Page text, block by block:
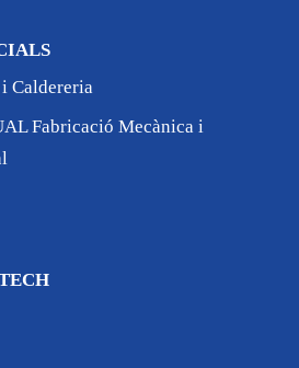
Caldereria
Fabricació Mecànica i